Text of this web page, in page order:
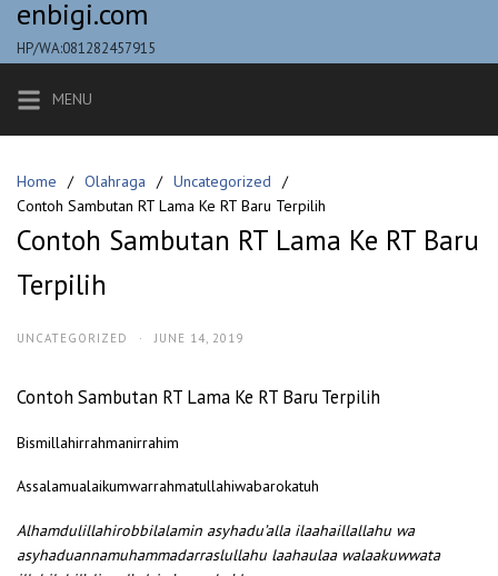
Skip
content
enbigi.com
HP/WA:081282457915
MENU
Home Olahraga
Uncategorized
Contoh Sambutan RT Lama Ke RT Baru Terpilih
Contoh Sambutan RT Lama Ke RT Baru
Terpilih
UNCATEGORIZED · JUNE 14, 2019
Contoh Sambutan RT Lama Ke RT Baru Terpilih
Bismillahirrahmanirrahim
Assalamualaikumwarrahmatullahiwabarokatuh
Alhamdulillahirobbilalamin asyhadu’alla ilaahaillallahu wa
asyhaduannamuhammadarraslullahu laahaulaa walaakuwwata